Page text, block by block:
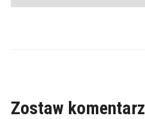
Zostaw komentarz